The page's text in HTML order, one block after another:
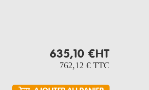
635,10 €HT
762,12 € TTC